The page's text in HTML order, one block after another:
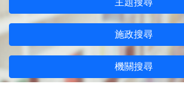
施政搜尋
機關搜尋